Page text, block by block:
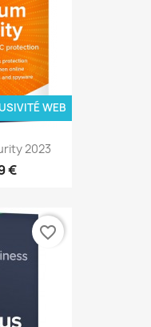
2023
€
WEB
favorite_border